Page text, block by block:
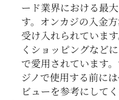
ード業界における最
す。オンカジの入金
受け入れられていま
くショッピングなど
で愛用されています
ジノで使用する前に
ビューを参考にしてく